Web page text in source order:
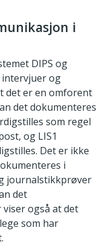
i
DIPS og
intervjuer og
det er en omforent
det dokumenteres
som regel
og LIS1
Det er ikke
i
journalstikkprøver
det
også at det
som har